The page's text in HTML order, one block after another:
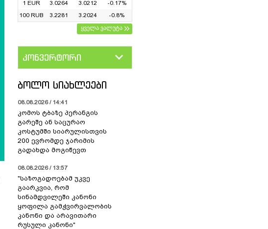
1 EUR
3.0264 3.0212
-0.17%
100 RUB
3.2281 3.2024
-0.8%
ყველა ვალუტა
კონვერტორი
ᲑᲝᲚᲝ ᲡᲘᲐᲮᲚᲔᲔᲑᲘ
08.08.2026 / 14:41
კომოს ტბაზე პერანგის
გარეშე ან საცურაო
კოსტუმში სიარულისთვის
200 ევრომდე ჯარიმის
გადახდა მოგიწევთ
08.08.2026 / 13:57
"საზოგადოებამ უკვე
გაარკვია, რომ
სინამდვილეში კანონი
ყოფილა გამჭვირვალობის
კანონი და არავითარი
რუსული კანონი"